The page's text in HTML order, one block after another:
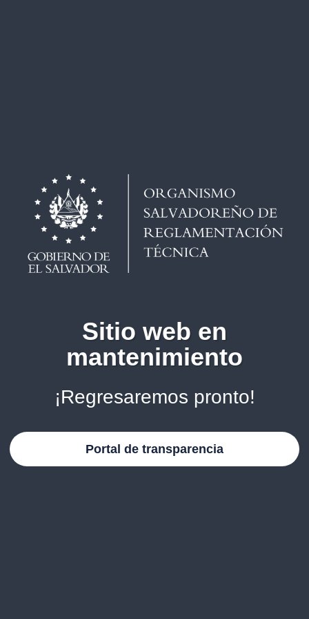
Sitio web en
mantenimiento
¡Regresaremos pronto!
Portal de transparencia